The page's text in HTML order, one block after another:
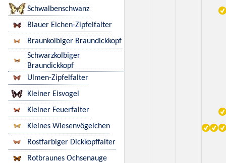
Schwalbenschwanz
Blauer Eichen-Zipfelfalter
Braunkolbiger Braundickkopf
Schwarzkolbiger
Braundickkopf
Ulmen-Zipfelfalter
Kleiner Eisvogel
Kleiner Feuerfalter
Kleines Wiesenvögelchen
Rostfarbiger Dickkopffalter
Rotbraunes Ochsenauge